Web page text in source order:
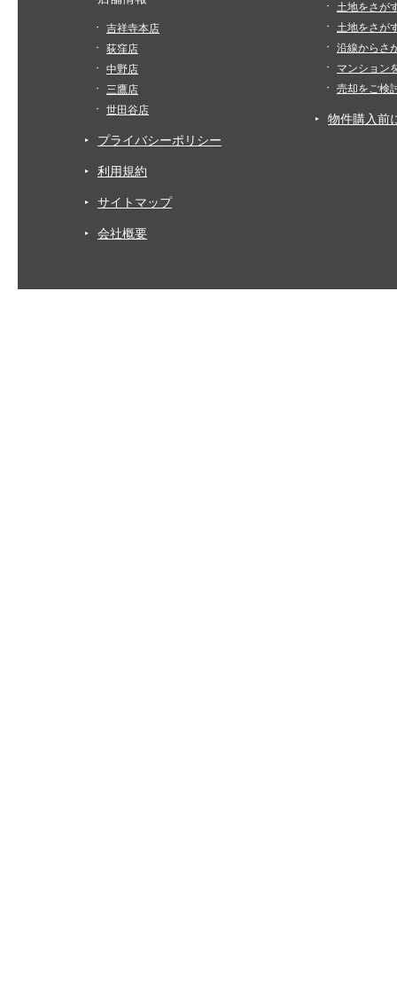
吉祥寺本店
荻窪店
中野店
三鷹店
世田谷店
プライバシーポリシー
利用規約
サイトマップ
会社概要
土地をさが
土地をさが
沿線からさ
マンション
売却をご検
物件購入前